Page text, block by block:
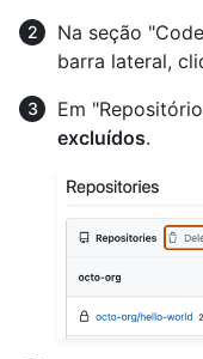
Na seção
barra lateral,
Em
excluídos.